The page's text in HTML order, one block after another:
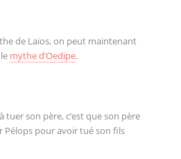
de Laios, on peut maintenant
mythe d’Oedipe.
tuer son père, c’est que son père
Pélops pour avoir tué son fils